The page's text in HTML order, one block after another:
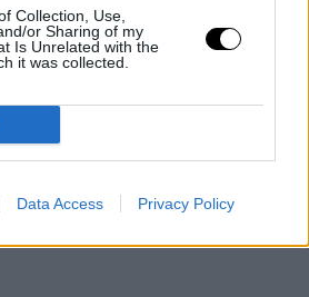
Collection, Use,
or Sharing of my
Is Unrelated with the
it was collected.
Data Access Privacy Policy